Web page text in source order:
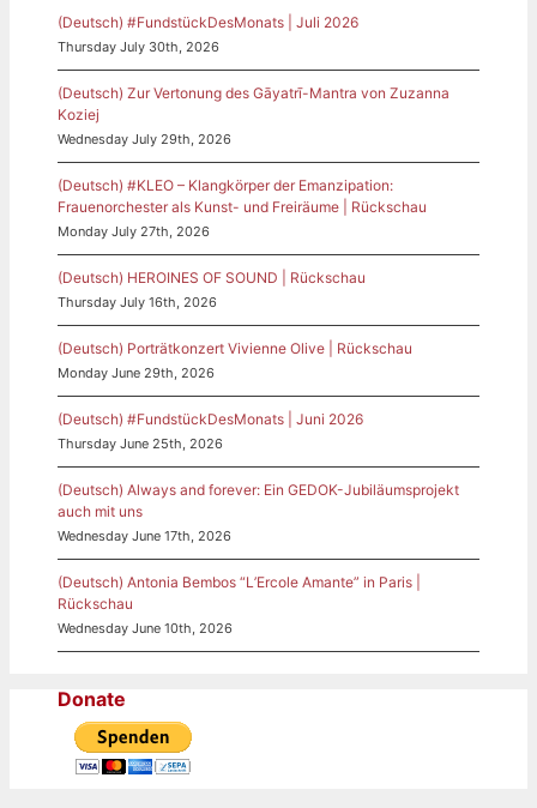
(Deutsch) #FundstückDesMonats | Juli 2026
Thursday July 30th, 2026
(Deutsch) Zur Vertonung des Gāyatrī-Mantra von Zuzanna
Koziej
Wednesday July 29th, 2026
(Deutsch) #KLEO – Klangkörper der Emanzipation:
Frauenorchester als Kunst- und Freiräume | Rückschau
Monday July 27th, 2026
(Deutsch) HEROINES OF SOUND | Rückschau
Thursday July 16th, 2026
(Deutsch) Porträtkonzert Vivienne Olive | Rückschau
Monday June 29th, 2026
(Deutsch) #FundstückDesMonats | Juni 2026
Thursday June 25th, 2026
(Deutsch) Always and forever: Ein GEDOK-Jubiläumsprojekt
auch mit uns
Wednesday June 17th, 2026
(Deutsch) Antonia Bembos “L’Ercole Amante” in Paris |
Rückschau
Wednesday June 10th, 2026
Donate